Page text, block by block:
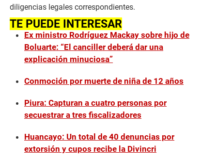
diligencias legales correspondientes.
TE PUEDE INTERESAR
Ex ministro Rodríguez Mackay sobre hijo de
Boluarte: “El canciller deberá dar una
explicación minuciosa”
Conmoción por muerte de niña de 12 años
Piura: Capturan a cuatro personas por
secuestrar a tres fiscalizadores
Huancayo: Un total de 40 denuncias por
extorsión y cupos recibe la Divincri